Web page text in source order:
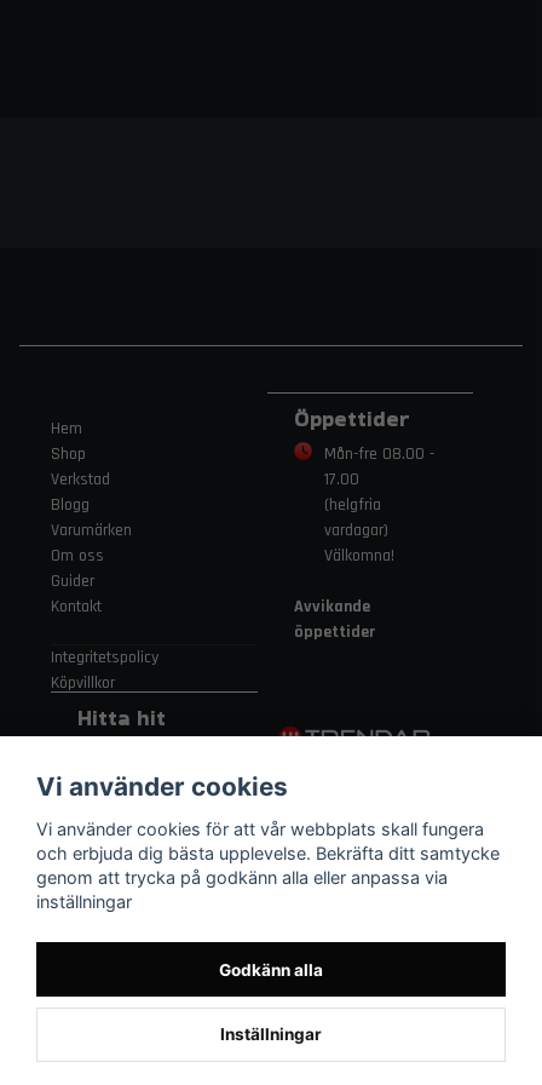
Hem
Shop
Verkstad
Blogg
Varumärken
Om oss
Guider
Kontakt
Integritetspolicy
Köpvillkor
Öppettider
Mån-fre 08.00 -
17.00
(helgfria
vardagar)
Välkomna!
Avvikande
öppettider
Hitta hit
Strängnäsvägen
315 155 91
Nykvarn Sverige
08 552 450 06
@trendab.com
Vi använder cookies
Vi använder cookies för att vår webbplats skall fungera
och erbjuda dig bästa upplevelse. Bekräfta ditt samtycke
genom att trycka på godkänn alla eller anpassa via
inställningar
Godkänn alla
Inställningar